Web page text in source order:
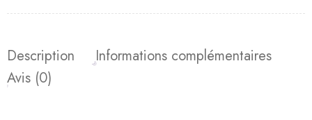
Description
Informations complémentaires
Avis (0)